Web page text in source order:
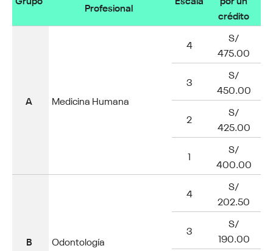
Profesional
crédito
A Medicina Humana
4
S/
475.00
3
S/
450.00
2
S/
425.00
1
S/
400.00
B Odontología
4
S/
202.50
3
S/
190.00